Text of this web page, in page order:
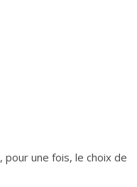
une fois, le choix de